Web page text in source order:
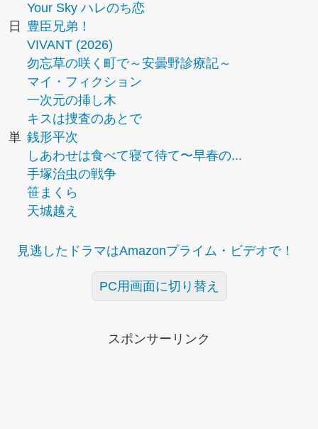
Your Sky ハレのち恋
日
豊臣兄弟！
VIVANT (2026)
勿忘草の咲く町で～安曇野診療記～
マイ・フィクション
一次元の挿し木
キスは捜査のあとで
単 銭形平次
しあわせは食べて寝て待て〜早春の...
手塚治虫の戦争
笹まくら
天城越え
見逃したドラマはAmazonプライム・ビデオで！
PC用画面に切り替え
スポンサーリンク